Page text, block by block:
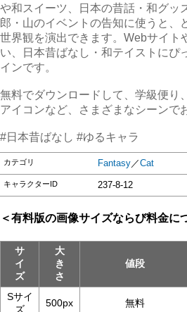
や和スイーツ、日本の昔話・和グッ
郎・山のイベントの告知に使うと、
世界観を演出できます。Webサイト
い、日本昔ばなし・和テイストにぴ
インです。
無料でダウンロードして、学級便り
アイコンなど、さまざまなシーンで
#日本昔ばなし #ゆるキャラ
カテゴリ Fantasy ／Cat
キャラクターID 237-8-12
＜有料版の画像サイズならび料金に
サ
イ
ズ
大
き
さ
値段
Sサイ
ズ
500px 無料